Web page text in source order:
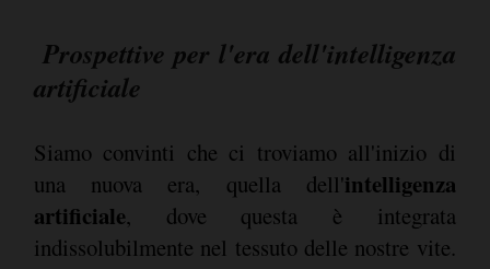
Prospettive per l'era dell'intelligenza
artificiale
Siamo convinti che ci troviamo all'inizio di
una nuova era, quella dell'intelligenza
artificiale, dove questa è integrata
indissolubilmente nel tessuto delle nostre vite.